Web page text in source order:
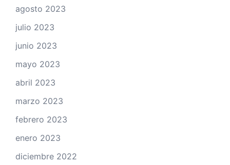
agosto 2023
julio 2023
junio 2023
mayo 2023
abril 2023
marzo 2023
febrero 2023
enero 2023
diciembre 2022